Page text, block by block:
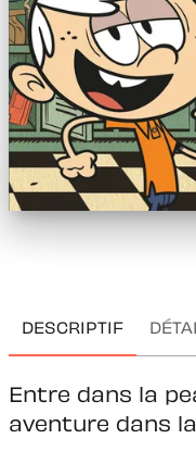
DESCRIPTIF
Entre dans la
aventure dans